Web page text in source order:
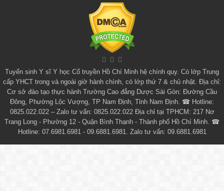
Tuyển sinh Y sĩ Y học Cổ truyền Hồ Chí Minh hệ chính quy. Có lớp Trung
cấp YHCT trong và ngoài giờ hành chính, có lớp thứ 7 & chủ nhật. Địa chỉ:
Cơ sở đào tạo thực hành Trường Cao đẳng Dược Sài Gòn: Đường Cầu
Đông, Phường Lộc Vượng, TP Nam Định, Tỉnh Nam Định. ☎ Hotline:
0825.022.022 – Zalo tư vấn: 0825.022.022 Địa chỉ tại TPHCM: 217 Nơ
Trang Long - Phường 12 - Quận Bình Thạnh - Thành phố Hồ Chí Minh. ☎
Hotline: 07.6981.6981 - 09.6881.6981. Zalo tư vấn: 09.6881.6981